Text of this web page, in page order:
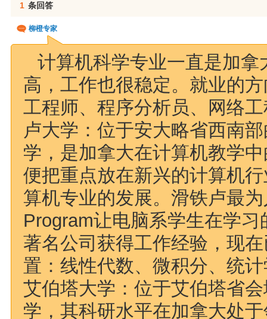
1 条回答
柳橙专家
计算机科学专业一直是加
高，工作也很稳定。就业的
工程师、程序分析员、网络
卢大学：位于安大略省西南
学，是加拿大在计算机教学
便把重点放在新兴的计算机
算机专业的发展。滑铁卢最
Program让电脑系学生在学
著名公司获得工作经验，现
置：线性代数、微积分、统
艾伯塔大学：位于艾伯塔省
学，其科研水平在加拿大处